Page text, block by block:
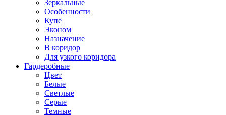
Зеркальные
Особенности
Купе
Эконом
Назначение
В коридор
Для узкого коридора
Гардеробные
Цвет
Белые
Светлые
Серые
Темные